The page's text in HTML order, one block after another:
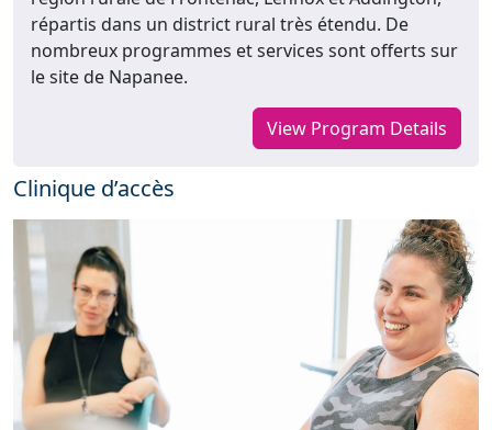
répartis dans un district rural très étendu. De
nombreux programmes et services sont offerts sur
le site de Napanee.
View Program Details
Clinique d’accès